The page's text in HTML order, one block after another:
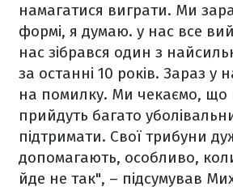
намагатися виграти. Ми
формі, я думаю. у нас все
нас зібрався один з
за останні 10 років. Зараз у
на помилку. Ми чекаємо, що
прийдуть багато
підтримати. Свої трибуни
допомагають, особливо,
йде не так", – підсумував